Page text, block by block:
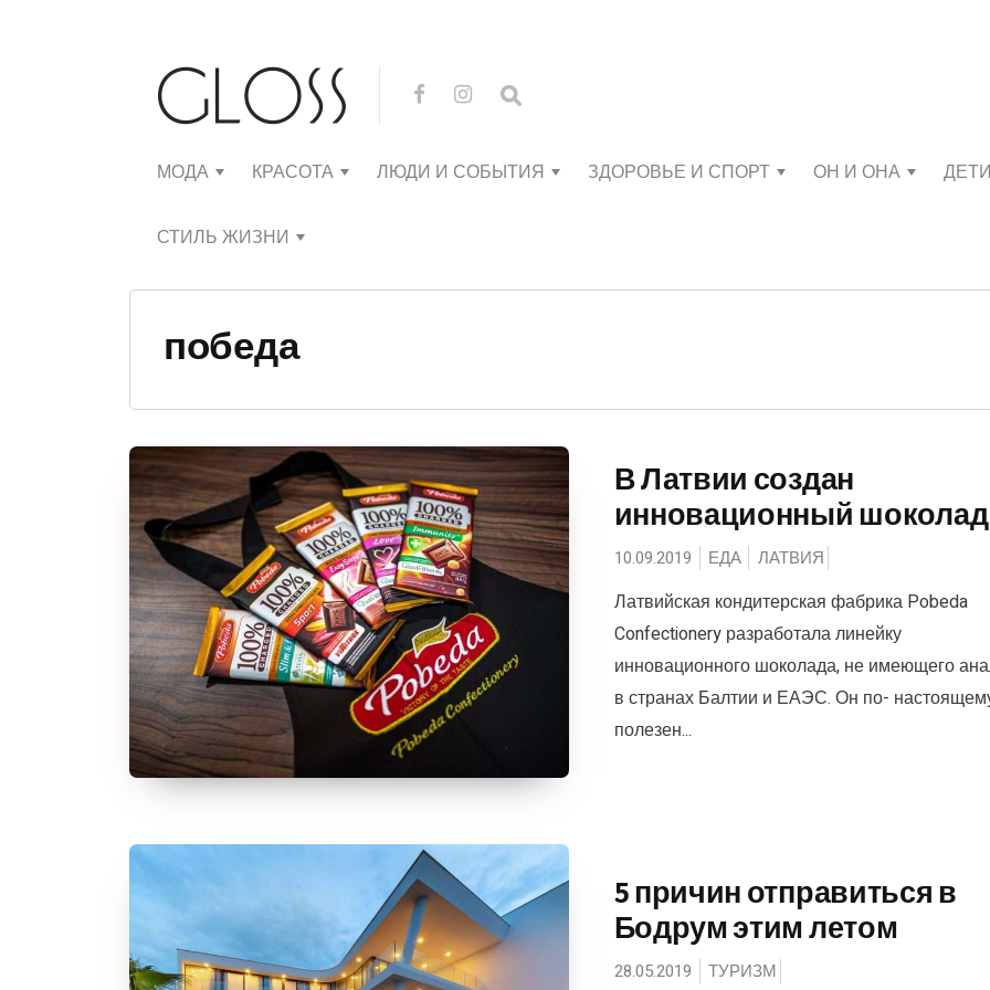
МОДА КРАСОТА ЛЮДИ И СОБЫТИЯ ЗДОРОВЬЕ И СПОРТ ОН И ОНА ДЕТИ
СТИЛЬ ЖИЗНИ
победа
В Латвии создан
инновационный шоколад
10.09.2019 ЕДА ЛАТВИЯ
Латвийская кондитерская фабрика Pobeda
Confectionery разработала линейку
инновационного шоколада, не имеющего
в странах Балтии и ЕАЭС. Он по-
полезен...
5 причин отправиться в
Бодрум этим летом
28.05.2019 ТУРИЗМ